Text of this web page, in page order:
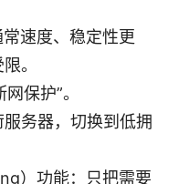
速度、稳定性更
。
保护”。
务器，切换到低拥
）功能：只把需要